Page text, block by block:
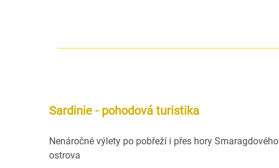
Sardinie - pohodová turistika
Nenáročné výlety po pobřeží i přes hory Smaragdového
ostrova